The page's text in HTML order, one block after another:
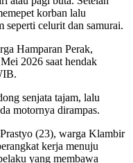
korban lalu
seperti celurit dan samurai.
Hamparan Perak,
2026 saat hendak
senjata tajam, lalu
motornya dirampas.
(23), warga Klambir
kerja menuju
yang membawa